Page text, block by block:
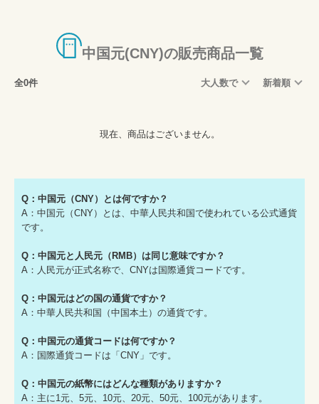
中国元(CNY)の販売商品一覧
全0件 大人数で 新着順
現在、商品はございません。
Q：中国元（CNY）とは何ですか？
A：中国元（CNY）とは、中華人民共和国で使われている公式通貨
です。
Q：中国元と人民元（RMB）は同じ意味ですか？
A：人民元が正式名称で、CNYは国際通貨コードです。
Q：中国元はどの国の通貨ですか？
A：中華人民共和国（中国本土）の通貨です。
Q：中国元の通貨コードは何ですか？
A：国際通貨コードは「CNY」です。
Q：中国元の紙幣にはどんな種類がありますか？
A：主に1元、5元、10元、20元、50元、100元があります。